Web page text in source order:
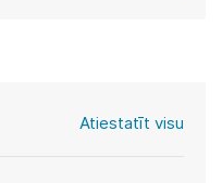
Atiestatīt visu